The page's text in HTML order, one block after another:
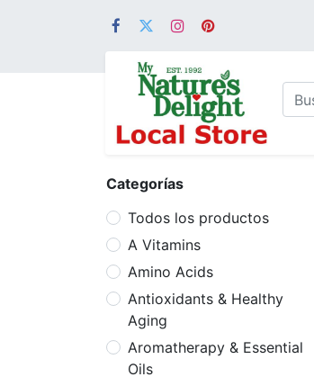
Categorías
Todos los productos
A Vitamins
Amino Acids
Antioxidants & Healthy
Aging
Aromatherapy & Essential
Oils